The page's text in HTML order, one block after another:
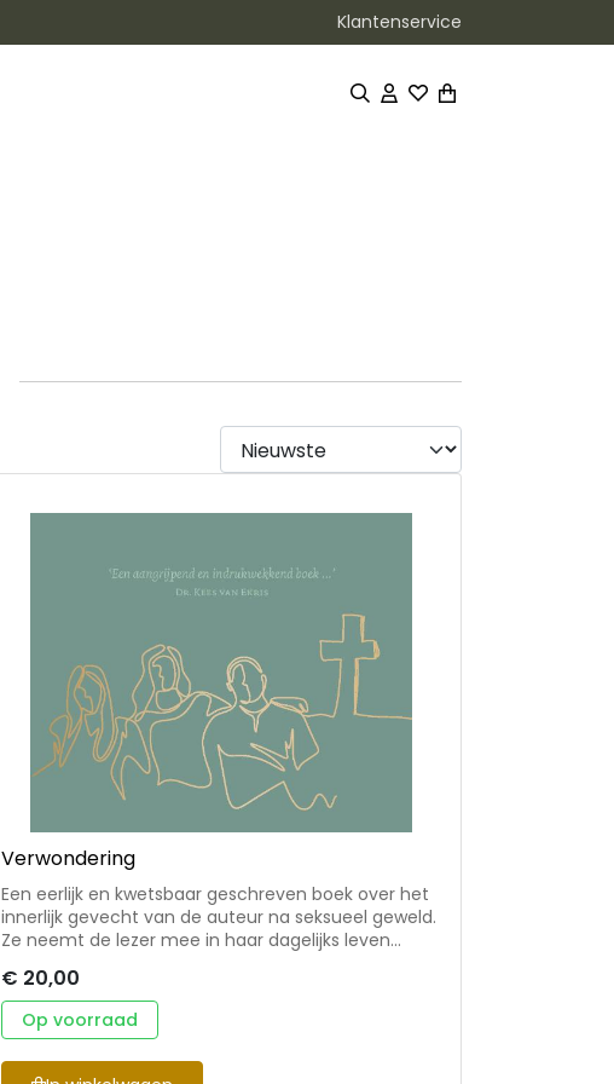
Klantenservice
Verwondering
Een eerlijk en kwetsbaar geschreven boek over het
innerlijk gevecht van de auteur na seksueel geweld.
Ze neemt de lezer mee in haar dagelijks leven
herbelevingen, worstelt met negatieve gedachten
en veel vragen heeft, onder andere aan het adres
van God. Juist omdat God door de Bijbel haar
telkens weer troost, is er ook verwondering, zelfs al
blijft de wond ontzettend pijn doen. Dit boek biedt
€ 20,00
Op voorraad